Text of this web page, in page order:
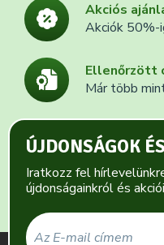
Akciós
Akciók 50%-
Ellenőrzött
Már több
ÚJDONSÁGOK
Iratkozz fel
újdonságainkról és